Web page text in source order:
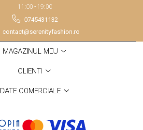
11:00 - 19:00
0745431132
contact@serenityfashion.ro
MAGAZINUL MEU
CLIENTI
DATE COMERCIALE